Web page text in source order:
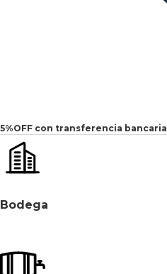
5%OFF con transferencia bancaria
Bodega